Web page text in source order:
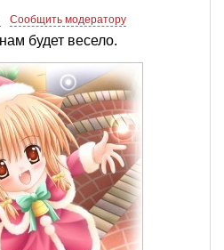
Сообщить модератору
будет весело.